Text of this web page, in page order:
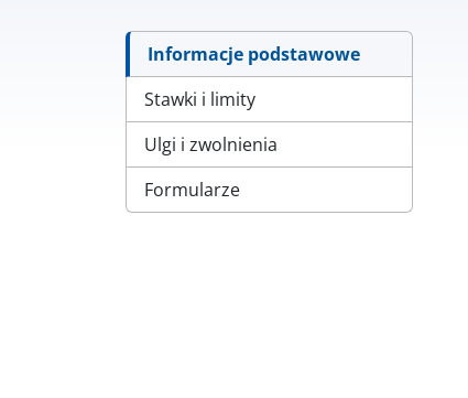
Informacje podstawowe
Stawki i limity
Ulgi i zwolnienia
Formularze